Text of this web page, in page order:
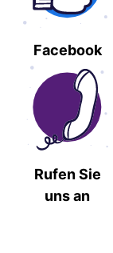
Facebook
Rufen Sie
uns an